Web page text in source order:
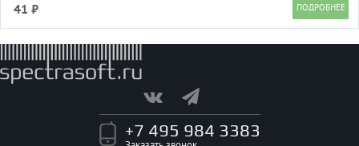
41 ₽
+7 495 984 3383